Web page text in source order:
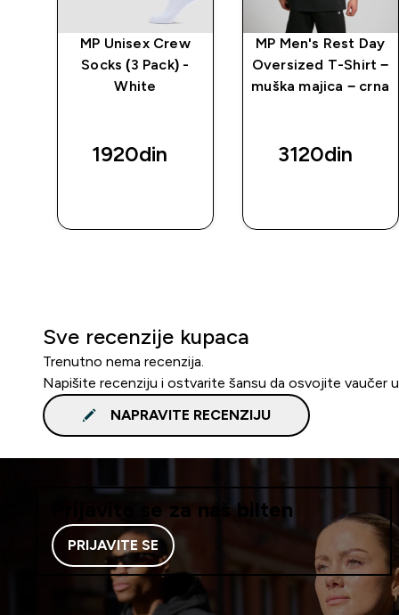
MP Unisex Crew
Socks (3 Pack) -
White
1920din‎
MP Men's Rest Day
Oversized T-Shirt −
muška majica − crna
3120din‎
Sve recenzije kupaca
Trenutno nema recenzija.
Napišite recenziju i ostvarite šansu da osvojite vaučer
NAPRAVITE RECENZIJU
Prijavite se za naš bilten
PRIJAVITE SE